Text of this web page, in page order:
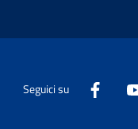
Seguici su